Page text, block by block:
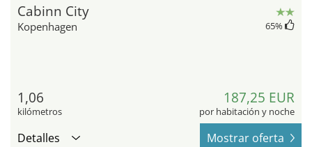
Cabinn City
Kopenhagen 65%
1,06
kilómetros
187,25 EUR
por habitación y noche
Detalles Mostrar oferta